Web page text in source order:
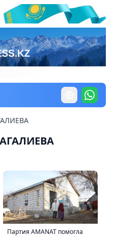
Партия AMANAT помогла